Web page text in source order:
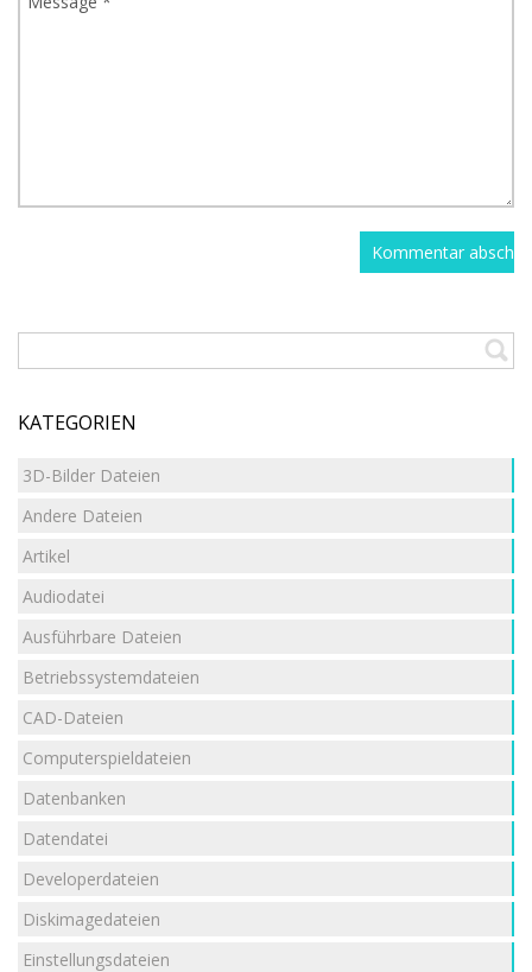
KATEGORIEN
3D-Bilder Dateien
Andere Dateien
Artikel
Audiodatei
Ausführbare Dateien
Betriebssystemdateien
CAD-Dateien
Computerspieldateien
Datenbanken
Datendatei
Developerdateien
Diskimagedateien
Einstellungsdateien